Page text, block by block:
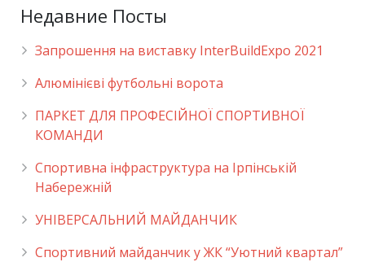
Недавние Посты
Запрошення на виставку InterBuildExpo 2021
Алюмінієві футбольні ворота
ПАРКЕТ ДЛЯ ПРОФЕСІЙНОЇ СПОРТИВНОЇ
КОМАНДИ
Спортивна інфраструктура на Ірпінській
Набережній
УНІВЕРСАЛЬНИЙ МАЙДАНЧИК
Cпортивний майданчик у ЖК “Уютний квартал”